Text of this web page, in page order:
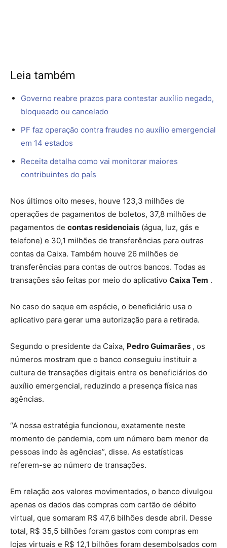
Leia também
Governo reabre prazos para contestar auxílio negado,
bloqueado ou cancelado
PF faz operação contra fraudes no auxílio emergencial
em 14 estados
Receita detalha como vai monitorar maiores
contribuintes do país
Nos últimos oito meses, houve 123,3 milhões de
operações de pagamentos de boletos, 37,8 milhões de
pagamentos de contas residenciais (água, luz, gás e
telefone) e 30,1 milhões de transferências para outras
contas da Caixa. Também houve 26 milhões de
transferências para contas de outros bancos. Todas as
transações são feitas por meio do aplicativo Caixa Tem .
No caso do saque em espécie, o beneficiário usa o
aplicativo para gerar uma autorização para a retirada.
Segundo o presidente da Caixa, Pedro Guimarães , os
números mostram que o banco conseguiu instituir a
cultura de transações digitais entre os beneficiários do
auxílio emergencial, reduzindo a presença física nas
agências.
“A nossa estratégia funcionou, exatamente neste
momento de pandemia, com um número bem menor de
pessoas indo às agências”, disse. As estatísticas
referem-se ao número de transações.
Em relação aos valores movimentados, o banco divulgou
apenas os dados das compras com cartão de débito
virtual, que somaram R$ 47,6 bilhões desde abril. Desse
total, R$ 35,5 bilhões foram gastos com compras em
lojas virtuais e R$ 12,1 bilhões foram desembolsados com